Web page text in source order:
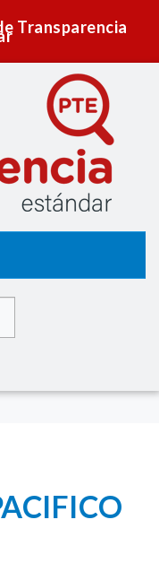
Transparencia